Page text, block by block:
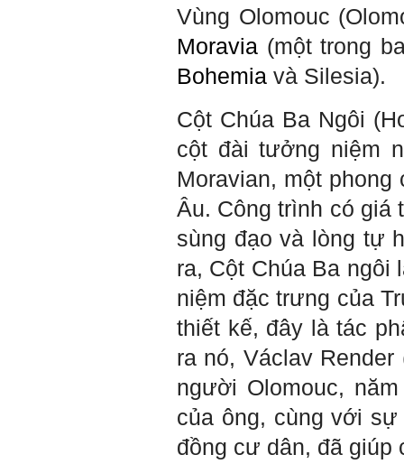
Vùng Olomouc
Moravia (một trong
Bohemia và Silesia).
Cột Chúa Ba Ngôi
cột đài tưởng niệm
Moravian, một
Âu. Công trình có giá
sùng đạo và lòng tự
ra, Cột Chúa Ba ngôi
niệm đặc trưng của
thiết kế, đây là tác
ra nó, Václav
người Olomouc,
của ông, cùng với
đồng cư dân, đã giúp